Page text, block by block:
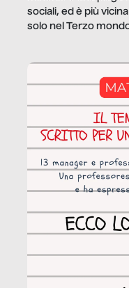
sociali, ed è più
solo nel Terzo